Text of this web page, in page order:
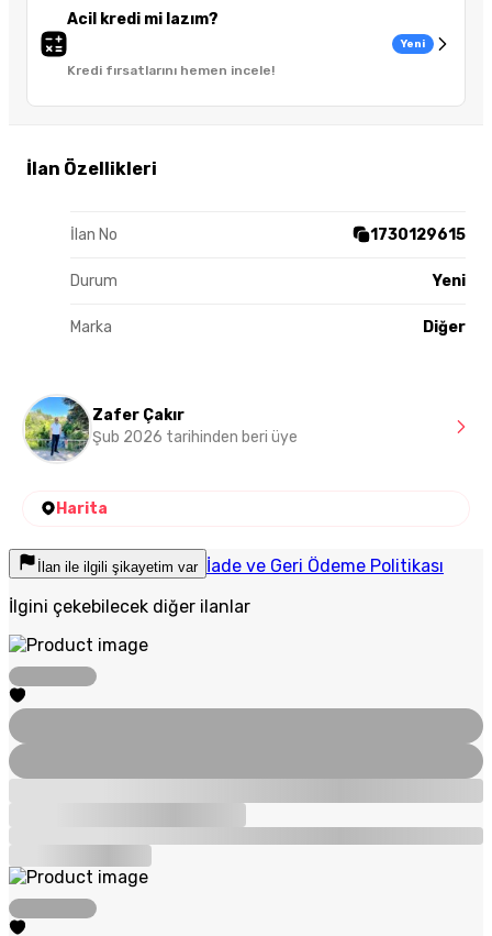
Acil kredi mi lazım?
Kredi fırsatlarını hemen incele!
Yeni
İlan Özellikleri
İlan No 1730129615
Durum Yeni
Marka Diğer
Zafer Çakır
Şub 2026 tarihinden beri üye
Harita
İlan ile ilgili şikayetim var İade ve Geri Ödeme Politikası
İlgini çekebilecek diğer ilanlar